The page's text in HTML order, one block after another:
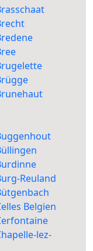
Reuland
Belgien
lez-